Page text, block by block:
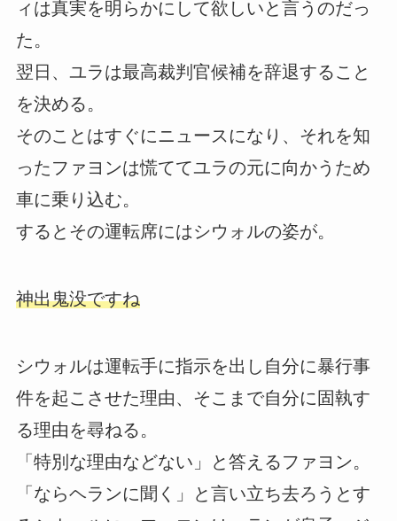
ィは真実を明らかにして欲しいと言うのだっ
た。
翌日、ユラは最高裁判官候補を辞退すること
を決める。
そのことはすぐにニュースになり、それを知
ったファヨンは慌ててユラの元に向かうため
車に乗り込む。
するとその運転席にはシウォルの姿が。
神出鬼没ですね
シウォルは運転手に指示を出し自分に暴行事
件を起こさせた理由、そこまで自分に固執す
る理由を尋ねる。
「特別な理由などない」と答えるファヨン。
「ならヘランに聞く」と言い立ち去ろうとす